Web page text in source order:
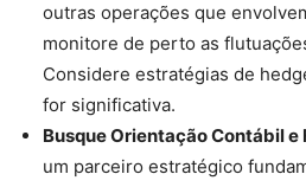
outras operações que
monitore de perto as
Considere estratégias de
for significativa.
Busque Orientação Contábil e
um parceiro estratégico